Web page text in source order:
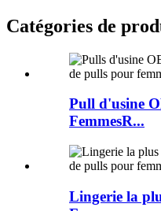
Catégories de
Pull d'usine
FemmesR...
Lingerie la